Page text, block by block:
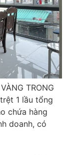
TRONG
1 lầu tổng
chứa hàng
doanh, có